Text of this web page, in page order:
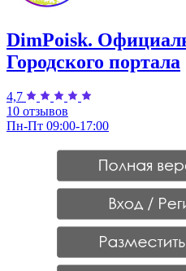
DimPoisk.
Городского портала
4,7
10 отзывов
Пн-Пт 09:00-17:00